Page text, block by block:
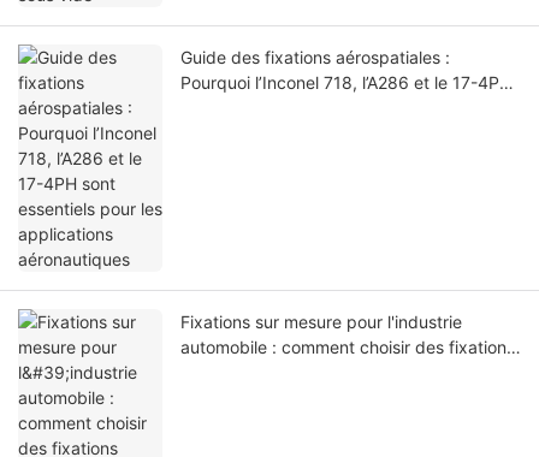
Guide des fixations aérospatiales :
Pourquoi l’Inconel 718, l’A286 et le 17-4PH
Fixations sur mesure pour l'industrie
automobile : comment choisir des fixations